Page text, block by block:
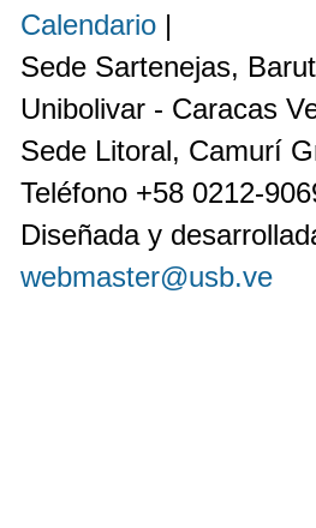
Calendario|
Sede Sartenejas,
Unibolivar - Caracas
Sede Litoral, Camurí
Teléfono +58 0212-
Diseñada y
webmaster@usb.ve